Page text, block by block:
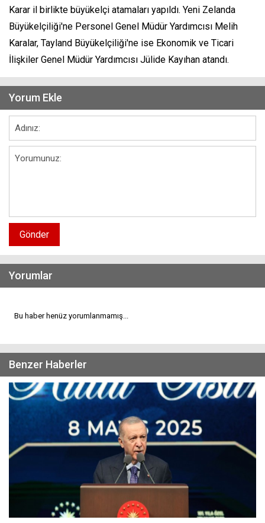
Karar il birlikte büyükelçi atamaları yapıldı. Yeni Zelanda
Büyükelçiliği'ne Personel Genel Müdür Yardımcısı Melih
Karalar, Tayland Büyükelçiliği'ne ise Ekonomik ve Ticari
İlişkiler Genel Müdür Yardımcısı Jülide Kayıhan atandı.
Yorum Ekle
Gönder
Yorumlar
Bu haber henüz yorumlanmamış...
Benzer Haberler